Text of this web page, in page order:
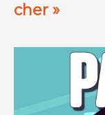
cher »